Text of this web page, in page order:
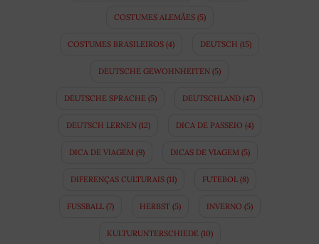
COSTUMES ALEMÃES(5)
COSTUMES BRASILEIROS (4) DEUTSCH (15)
DEUTSCHE GEWOHNHEITEN (5)
DEUTSCHE SPRACHE (5) DEUTSCHLAND (47)
DEUTSCH LERNEN(12) DICA DE PASSEIO (4)
DICA DE VIAGEM (9) DICAS DE VIAGEM (5)
DIFERENÇAS CULTURAIS (11) FUTEBOL (8)
FUSSBALL (7) HERBST(5) INVERNO (5)
KULTURUNTERSCHIEDE(10)